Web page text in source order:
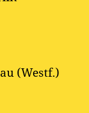
(Westf.)